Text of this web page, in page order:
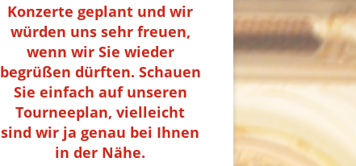
Konzerte geplant und wir
würden uns sehr freuen,
wenn wir Sie wieder
begrüßen dürften. Schauen
Sie einfach auf unseren
Tourneeplan, vielleicht
sind wir ja genau bei Ihnen
in der Nähe.